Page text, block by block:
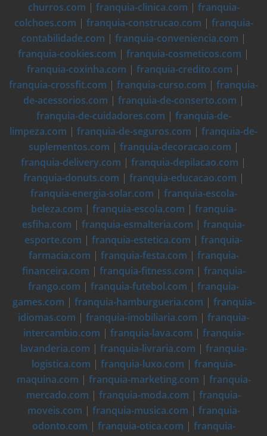
churros.com | franquia-clinica.com | franquia-
colchoes.com | franquia-construcao.com | franquia-
contabilidade.com | franquia-conveniencia.com |
franquia-cookies.com | franquia-cosmeticos.com |
franquia-coxinha.com | franquia-credito.com |
franquia-crossfit.com | franquia-curso.com | franquia-
de-acessorios.com | franquia-de-conserto.com |
franquia-de-cuidadores.com | franquia-de-
limpeza.com | franquia-de-seguros.com | franquia-de-
suplementos.com | franquia-decoracao.com |
franquia-delivery.com | franquia-depilacao.com |
franquia-donuts.com | franquia-educacao.com |
franquia-energia-solar.com | franquia-escola-
beleza.com | franquia-escola.com | franquia-
esfiha.com | franquia-esmalteria.com | franquia-
esporte.com | franquia-estetica.com | franquia-
farmacia.com | franquia-festa.com | franquia-
financeira.com | franquia-fitness.com | franquia-
frango.com | franquia-futebol.com | franquia-
games.com | franquia-hamburgueria.com | franquia-
idiomas.com | franquia-imobiliaria.com | franquia-
intercambio.com | franquia-lava.com | franquia-
lavanderia.com | franquia-livraria.com | franquia-
logistica.com | franquia-luxo.com | franquia-
maquina.com | franquia-marketing.com | franquia-
mercado.com | franquia-moda.com | franquia-
moveis.com | franquia-musica.com | franquia-
odonto.com | franquia-otica.com | franquia-